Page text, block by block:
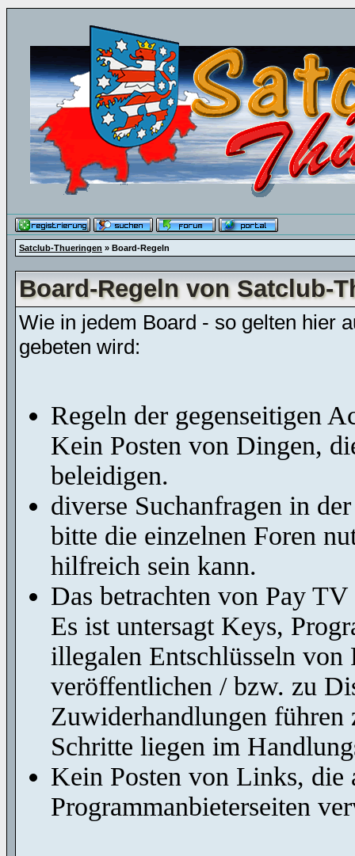
Satclub-Thueringen » Board-Regeln
Board-Regeln von Satclub-
Wie in jedem Board - so gelten hier
gebeten wird:
Regeln der gegenseitigen
Kein Posten von Dingen,
beleidigen.
diverse Suchanfragen in
bitte die einzelnen Foren
hilfreich sein kann.
Das betrachten von Pay
Es ist untersagt Keys,
illegalen Entschlüsseln
veröffentlichen / bzw. zu
Zuwiderhandlungen
Schritte liegen im
Kein Posten von Links, die
Programmanbieterseiten